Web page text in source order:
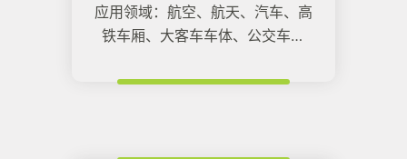
应用领域：航空、航天、汽车、高
铁车厢、大客车车体、公交车车